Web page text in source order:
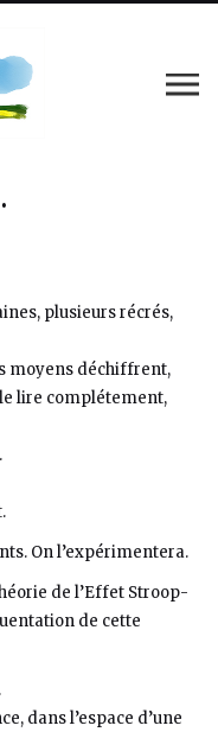
plusieurs récrés,
moyens déchiffrent,
lire complétement,
On l’expérimentera.
de l’Effet Stroop-
de cette
dans l’espace d’une